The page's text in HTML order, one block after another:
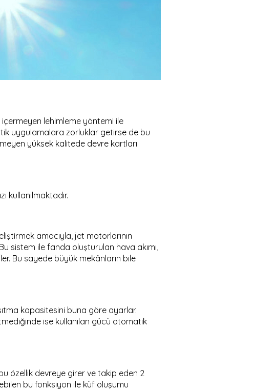
içermeyen lehimleme yöntemi ile
uygulamalara zorluklar getirse de bu
yüksek kalitede devre kartları
kullanılmaktadır.
amacıyla, jet motorlarının
sistem ile fanda oluşturulan hava akımı,
Bu sayede büyük mekânların bile
kapasitesini buna göre ayarlar.
ise kullanılan gücü otomatik
özellik devreye girer ve takip eden 2
bu fonksiyon ile küf oluşumu